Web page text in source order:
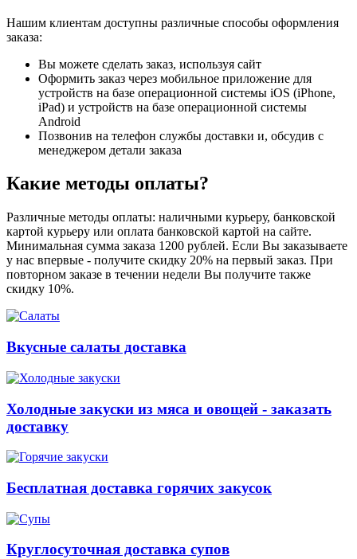
Нашим клиентам доступны различные способы оформления
заказа:
Вы можете сделать заказ, используя сайт
Оформить заказ через мобильное приложение для
устройств на базе операционной системы iOS (iPhone,
iPad) и устройств на базе операционной системы
Android
Позвонив на телефон службы доставки и, обсудив с
менеджером детали заказа
Какие методы оплаты?
Различные методы оплаты: наличными курьеру, банковской
картой курьеру или оплата банковской картой на сайте.
Минимальная сумма заказа 1200 рублей. Если Вы заказываете
у нас впервые - получите скидку 20% на первый заказ. При
повторном заказе в течении недели Вы получите также
скидку 10%.
Вкусные салаты доставка
Холодные закуски из мяса и овощей - заказать
доставку
Бесплатная доставка горячих закусок
Круглосуточная доставка супов